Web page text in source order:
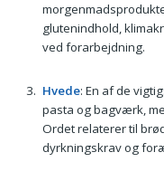
glutenindhold,
ved forarbejdning.
Hvede: En af de
pasta og bagværk,
Ordet relaterer til
dyrkningskrav og